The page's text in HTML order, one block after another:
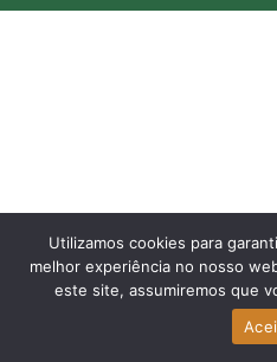
Utilizamos cookies para
melhor experiência no nosso
este site, assumiremos que